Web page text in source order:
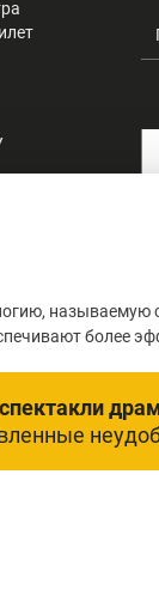
более